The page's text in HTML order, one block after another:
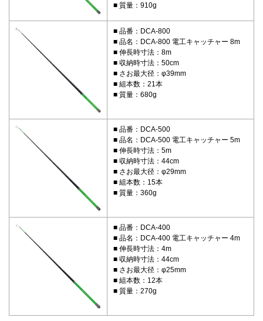
質量：910g
品番：DCA-800
品名：DCA-800 電工キャッチャー 8m
伸長時寸法：8m
収納時寸法：50cm
さお最大径：φ39mm
組本数：21本
質量：680g
品番：DCA-500
品名：DCA-500 電工キャッチャー 5m
伸長時寸法：5m
収納時寸法：44cm
さお最大径：φ29mm
組本数：15本
質量：360g
品番：DCA-400
品名：DCA-400 電工キャッチャー 4m
伸長時寸法：4m
収納時寸法：44cm
さお最大径：φ25mm
組本数：12本
質量：270g